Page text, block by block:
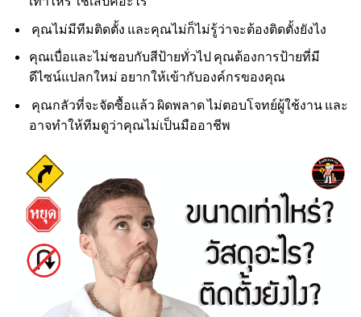
คุณไม่มีทีมติดตั้ง และคุณไม่ก็ไม่รู้ว่าจะต้องติดตั้งยังไง
คุณเบื่อและไม่ชอบกับสีป้ายทั่วไป คุณต้องการป้ายที่มี
ดีไซน์แปลกใหม่ อยากให้เข้ากับองค์กรของคุณ
คุณกลัวที่จะจัดซื้อแล้ว ผิดพลาด ไม่ตอบโจทย์ผู้ใช้งาน และ
อาจทำให้ทีมดูว่าคุณไม่เป็นมืออาชีพ